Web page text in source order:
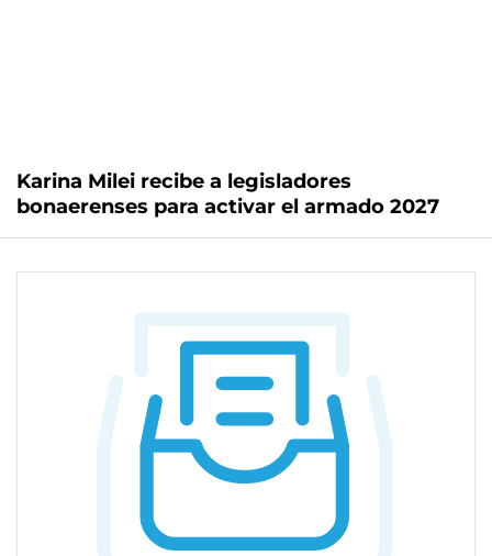
Karina Milei recibe a legisladores
bonaerenses para activar el armado 2027